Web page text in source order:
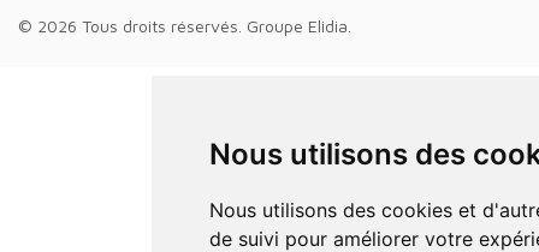
Nous utilisons des
Nous utilisons des cookies et d'autres technologies
de suivi pour améliorer votre
© 2026 Tous droits réservés. Groupe Elidia